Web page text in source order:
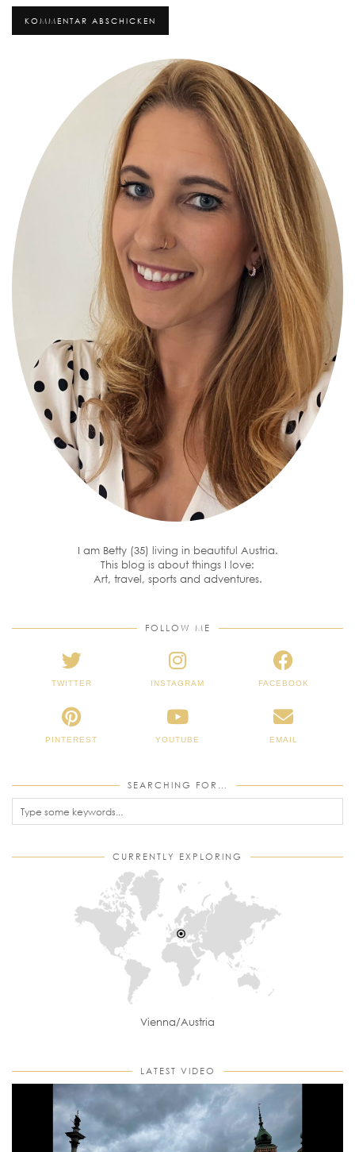
I am Betty (35) living in beautiful Austria.
This blog is about things I love:
Art, travel, sports and adventures.
FOLLOW ME
TWITTER INSTAGRAM FACEBOOK
PINTEREST YOUTUBE EMAIL
SEARCHING FOR…
CURRENTLY EXPLORING
Vienna/Austria
LATEST VIDEO